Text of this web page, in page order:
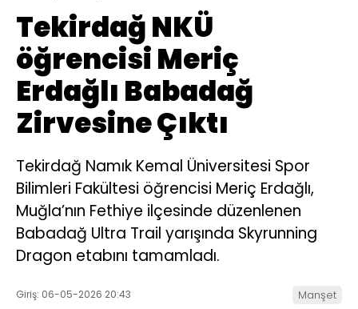
Tekirdağ NKÜ
öğrencisi Meriç
Erdağlı Babadağ
Zirvesine Çıktı
Tekirdağ Namık Kemal Üniversitesi Spor
Bilimleri Fakültesi öğrencisi Meriç Erdağlı,
Muğla’nın Fethiye ilçesinde düzenlenen
Babadağ Ultra Trail yarışında Skyrunning
Dragon etabını tamamladı.
Giriş: 06-05-2026 20:43 Manşet